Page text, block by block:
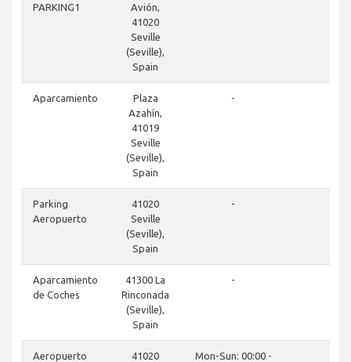
PARKING1
Avión,
41020
Seville
(Seville),
Spain
Aparcamiento
Plaza
Azahín,
41019
Seville
(Seville),
Spain
-
Parking
Aeropuerto
41020
Seville
(Seville),
Spain
-
Aparcamiento
de Coches
41300 La
Rinconada
(Seville),
Spain
-
Aeropuerto
41020
Mon-Sun: 00:00 -